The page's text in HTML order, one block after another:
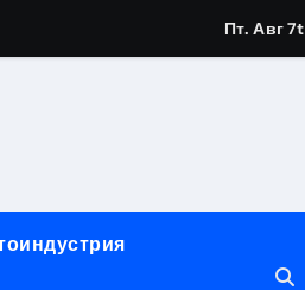
диаметров
мероприятий и
Пт. Авг